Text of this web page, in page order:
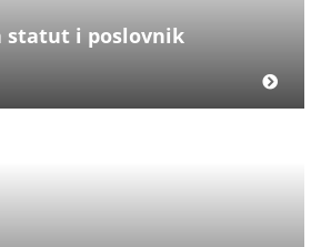
statut i poslovnik